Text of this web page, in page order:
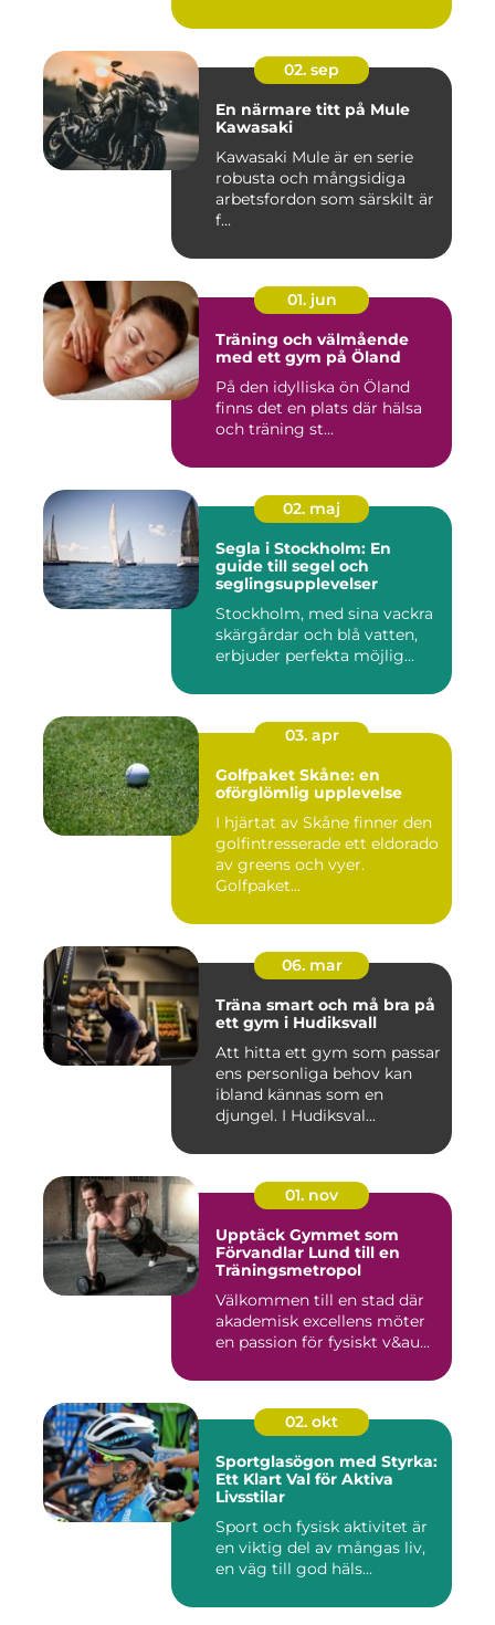
02. sep
En närmare titt på Mule
Kawasaki
Kawasaki Mule är en serie
robusta och mångsidiga
arbetsfordon som särskilt är
f...
01. jun
Träning och välmående
med ett gym på Öland
På den idylliska ön Öland
finns det en plats där hälsa
och träning st...
02. maj
Segla i Stockholm: En
guide till segel och
seglingsupplevelser
Stockholm, med sina vackra
skärgårdar och blå vatten,
erbjuder perfekta möjlig...
03. apr
Golfpaket Skåne: en
oförglömlig upplevelse
I hjärtat av Skåne finner den
golfintresserade ett eldorado
av greens och vyer.
Golfpaket...
06. mar
Träna smart och må bra på
ett gym i Hudiksvall
Att hitta ett gym som passar
ens personliga behov kan
ibland kännas som en
djungel. I Hudiksval...
01. nov
Upptäck Gymmet som
Förvandlar Lund till en
Träningsmetropol
Välkommen till en stad där
akademisk excellens möter
en passion för fysiskt v&au...
02. okt
Sportglasögon med Styrka:
Ett Klart Val för Aktiva
Livsstilar
Sport och fysisk aktivitet är
en viktig del av mångas liv,
en väg till god häls...